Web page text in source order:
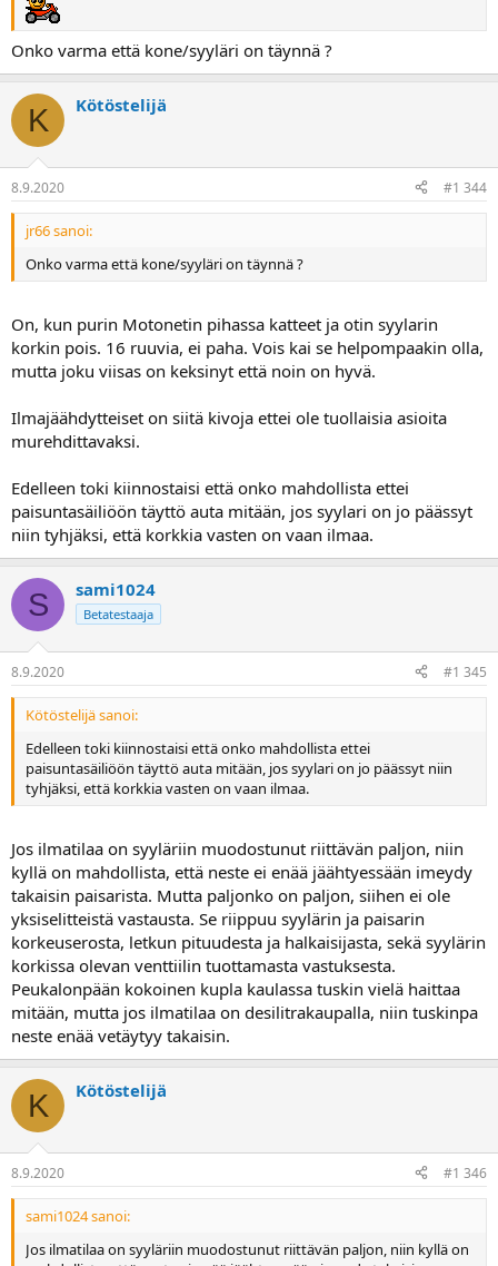
Onko varma että kone/syyläri on täynnä ?
K Kötöstelijä
8.9.2020 #1 344
jr66 sanoi:
Onko varma että kone/syyläri on täynnä ?
On, kun purin Motonetin pihassa katteet ja otin syylarin
korkin pois. 16 ruuvia, ei paha. Vois kai se helpompaakin olla,
mutta joku viisas on keksinyt että noin on hyvä.
Ilmajäähdytteiset on siitä kivoja ettei ole tuollaisia asioita
murehdittavaksi.
Edelleen toki kiinnostaisi että onko mahdollista ettei
paisuntasäiliöön täyttö auta mitään, jos syylari on jo päässyt
niin tyhjäksi, että korkkia vasten on vaan ilmaa.
S sami1024
Betatestaaja
8.9.2020 #1 345
Kötöstelijä sanoi:
Edelleen toki kiinnostaisi että onko mahdollista ettei
paisuntasäiliöön täyttö auta mitään, jos syylari on jo päässyt niin
tyhjäksi, että korkkia vasten on vaan ilmaa.
Jos ilmatilaa on syyläriin muodostunut riittävän paljon, niin
kyllä on mahdollista, että neste ei enää jäähtyessään imeydy
takaisin paisarista. Mutta paljonko on paljon, siihen ei ole
yksiselitteistä vastausta. Se riippuu syylärin ja paisarin
korkeuserosta, letkun pituudesta ja halkaisijasta, sekä syylärin
korkissa olevan venttiilin tuottamasta vastuksesta.
Peukalonpään kokoinen kupla kaulassa tuskin vielä haittaa
mitään, mutta jos ilmatilaa on desilitrakaupalla, niin tuskinpa
neste enää vetäytyy takaisin.
K Kötöstelijä
8.9.2020 #1 346
sami1024 sanoi:
Jos ilmatilaa on syyläriin muodostunut riittävän paljon, niin kyllä on